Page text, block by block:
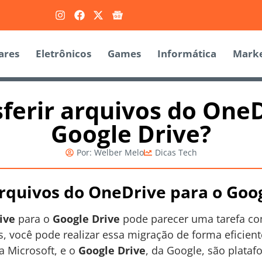
Eletrônicos Games Informática
arquivos do
Google Drive?
Por: Welber Melo Dicas Tech
do OneDrive para o
para o Google Drive pode parecer uma tarefa
você pode realizar essa migração de forma
Microsoft, e o Google Drive, da Google, são